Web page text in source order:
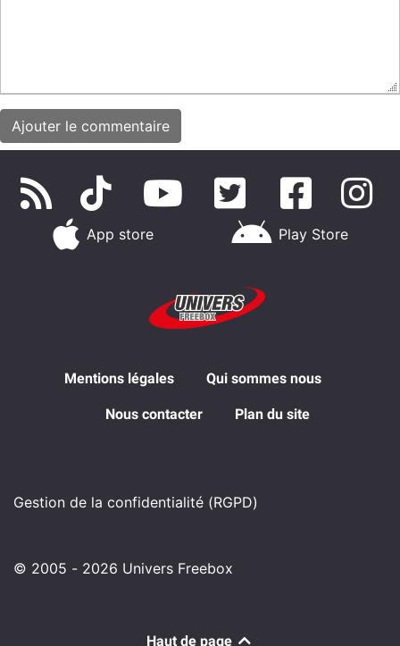
App store Play Store
Mentions légales Qui sommes nous
Nous contacter Plan du site
Gestion de la confidentialité (RGPD)
© 2005 - 2026 Univers Freebox
Haut de page